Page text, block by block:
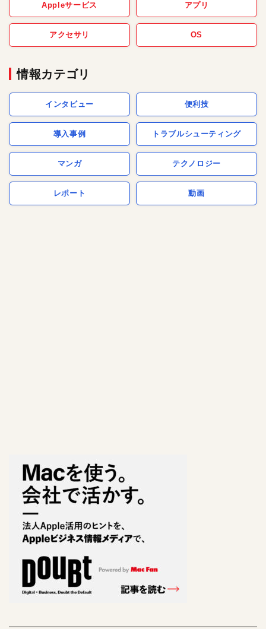
Appleサービス アプリ
アクセサリ OS
情報カテゴリ
インタビュー 便利技
導入事例 トラブルシューティング
マンガ テクノロジー
レポート 動画